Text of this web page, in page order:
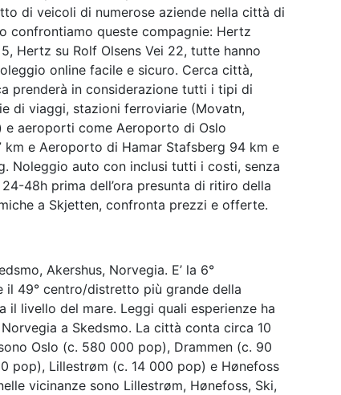
di veicoli di numerose aziende nella città di
confrontiamo queste compagnie: Hertz
Hertz su Rolf Olsens Vei 22, tutte hanno
online facile e sicuro. Cerca città,
prenderà in considerazione tutti i tipi di
di viaggi, stazioni ferroviarie (Movatn,
e aeroporti come Aeroporto di Oslo
e Aeroporto di Hamar Stafsberg 94 km e
Noleggio auto con inclusi tutti i costi, senza
48h prima dell’ora presunta di ritiro della
a Skjetten, confronta prezzi e offerte.
Akershus, Norvegia. E’ la 6°
49° centro/distretto più grande della
il livello del mare. Leggi quali esperienze ha
a Skedsmo. La città conta circa 10
Oslo (c. 580 000 pop), Drammen (c. 90
pop), Lillestrøm (c. 14 000 pop) e Hønefoss
vicinanze sono Lillestrøm, Hønefoss, Ski,